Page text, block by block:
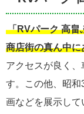
「RVパーク 高畠
商店街の真ん中に
アクセスが良く
す。この他、昭
画などを展示して